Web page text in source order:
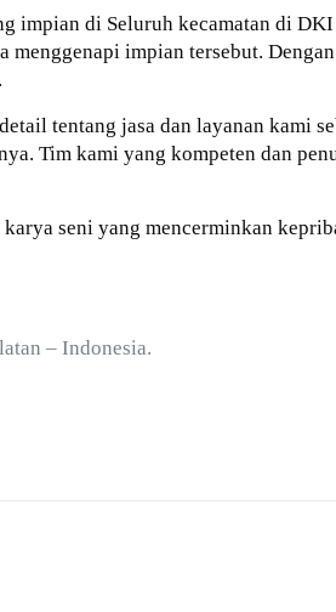
impian di Seluruh kecamatan di
impian tersebut.
tentang jasa dan layanan kami
Tim kami yang kompeten dan
seni yang mencerminkan
– Indonesia.